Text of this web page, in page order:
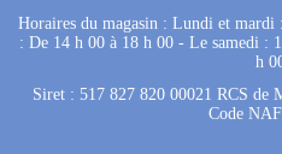
Horaires du magasin : Lundi et mardi
: De 14 h 00 à 18 h 00 - Le samedi :
h
Siret : 517 827 820 00021 RCS de
Code